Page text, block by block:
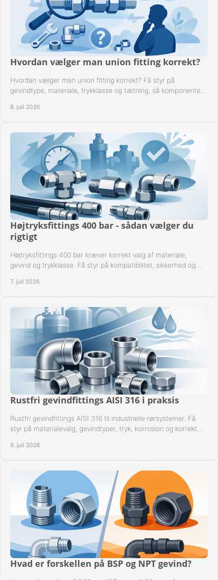
Hvordan vælger man union fitting korrekt?
Hvordan vælger man union fitting korrekt? Få styr på
gevindtype, materiale, trykklasse og tætning, så komponenten
8. juli 2026
Højtryksfittings 400 bar - sådan vælger du
rigtigt
Højtryksfittings 400 bar kræver korrekt valg af materiale,
gevind og trykklasse. Få styr på kompatibilitet, sikkerhed og
7. juli 2026
Rustfri gevindfittings AISI 316 i praksis
Rustfri gevindfittings AISI 316 til industrielle rørsystemer. Få
styr på materialevalg, gevindtyper, tryk, korrosion og korrekt
6. juli 2026
Hvad er forskellen på BSP og NPT gevind?